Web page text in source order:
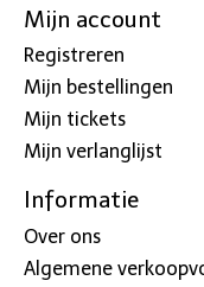
Mijn account
Registreren
Mijn bestellingen
Mijn tickets
Mijn verlanglijst
Informatie
Over ons
Algemene